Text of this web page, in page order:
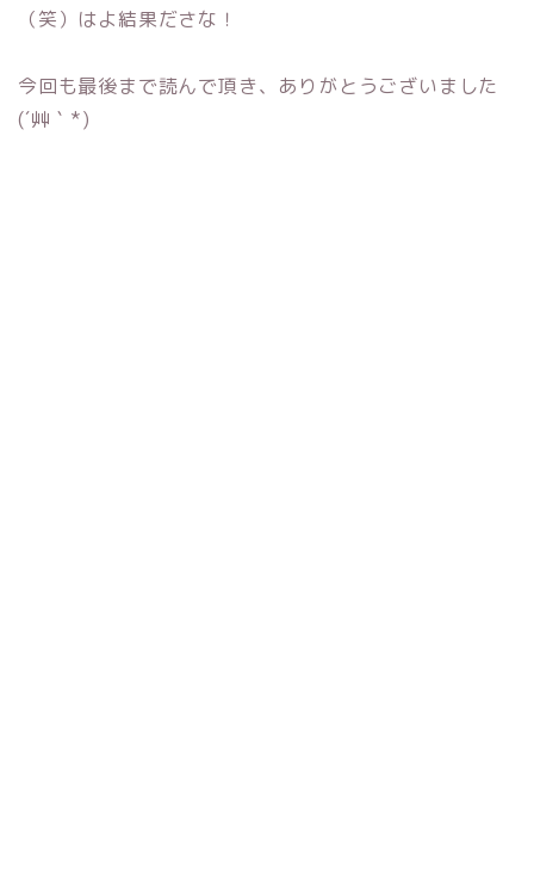
（笑）はよ結果ださな！
今回も最後まで読んで頂き、ありがとうございました
(´艸｀*)